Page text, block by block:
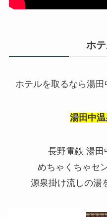
ホ
ホテルを取るなら湯
湯田中
長野電鉄 湯田
めちゃくちゃセ
源泉掛け流しの湯